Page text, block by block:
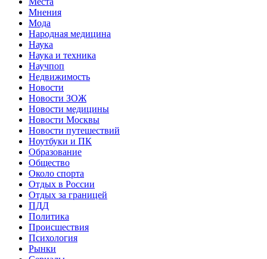
Мнения
Мода
Народная медицина
Наука
Наука и техника
Научпоп
Недвижимость
Новости
Новости ЗОЖ
Новости медицины
Новости Москвы
Новости путешествий
Ноутбуки и ПК
Образование
Общество
Около спорта
Отдых в России
Отдых за границей
ПДД
Политика
Происшествия
Психология
Рынки